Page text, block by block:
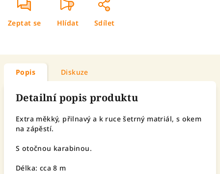
Zeptat se Hlídat Sdílet
Popis Diskuze
Detailní popis produktu
Extra měkký, přilnavý a k ruce šetrný matriál, s okem
na zápěstí.
S otočnou karabinou.
Délka: cca 8 m